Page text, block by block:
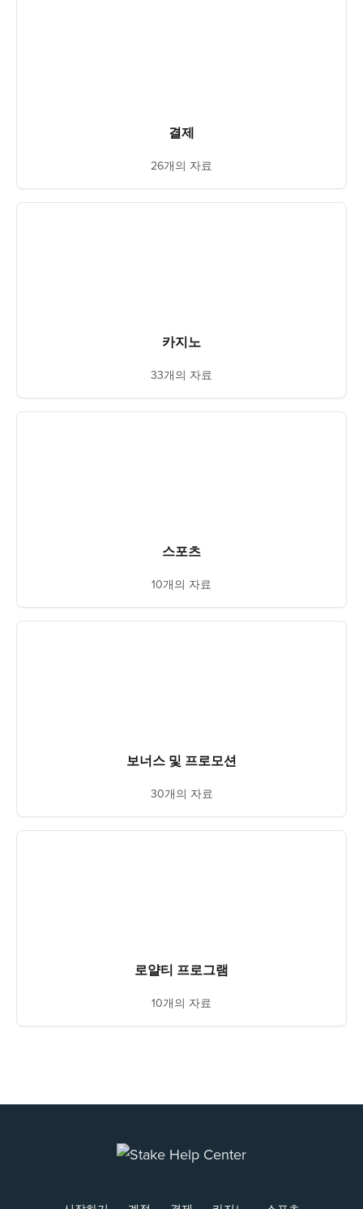
결제
26개의 자료
카지노
33개의 자료
스포츠
10개의 자료
보너스 및 프로모션
30개의 자료
로얄티 프로그램
10개의 자료